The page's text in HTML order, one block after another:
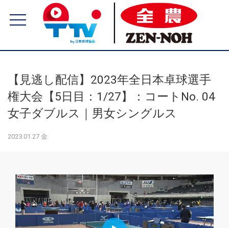
【見逃し配信】2023年全日本卓球選手
権大会【5日目：1/27】：コートNo. 04
女子ダブルス｜男女シングルス
2023.01.27 金